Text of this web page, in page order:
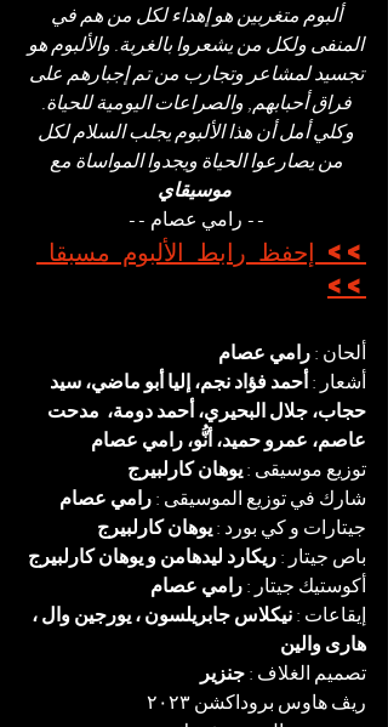
ألبوم متغربين هو إهداء لكل من هم في
المنفى ولكل من يشعروا بالغربة. والألبوم هو
تجسيد لمشاعر وتجارب من تم إجبارهم على
فراق أحبابهم, والصراعات اليومية للحياة.
وكلي أمل أن هذا الألبوم يجلب السلام لكل
من يصارعوا الحياة ويجدوا المواساة مع
موسيقاي
-- رامي عصام --
>> إحفظ رابط الألبوم مسبقا
>>
ألحان : رامي عصام
أشعار : أحمد فؤاد نجم، إليا أبو ماضي، سيد
حجاب، جلال البحيري، أحمد دومة،  مدحت
عاصم، عمرو حميد، أنُّو، رامي عصام
توزيع موسيقى : يوهان كارلبيرج
شارك في توزيع الموسيقى : رامي عصام
جيتارات و كي بورد : يوهان كارلبيرج
باص جيتار : ريكارد ليدهامن و يوهان كارلبيرج
أكوستيك جيتار : رامي عصام
إيقاعات : نيكلاس جابريلسون ، يورجين وال ،
هارى والين
تصميم الغلاف : جنزير
ريڤ هاوس بروداكشن ٢٠٢٣